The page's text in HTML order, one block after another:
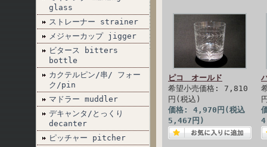
glass
ストレーナー strainer
メジャーカップ jigger
ビタース bitters
bottle
カクテルピン/串/ フォー
ク/pin
マドラー muddler
デキャンタ/とっくり
decanter
ピッチャー pitcher
ピコ オールド
希望小売価格: 7,810
円(税込)
価格: 4,970円(税込
5,467円)